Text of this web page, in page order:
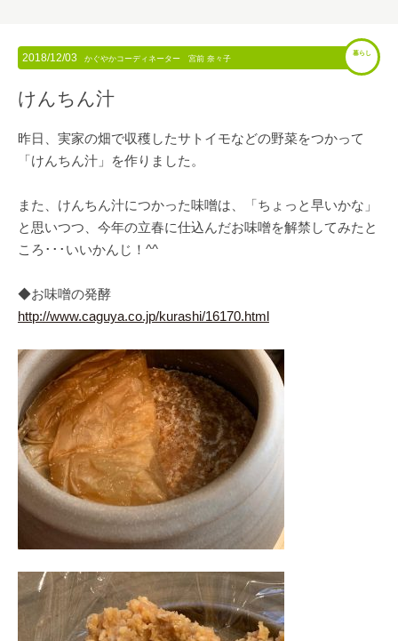
2018/12/03 かぐやかコーディネーター 宮前 奈々子
暮らし
けんちん汁
昨日、実家の畑で収穫したサトイモなどの野菜をつかって
「けんちん汁」を作りました。
また、けんちん汁につかった味噌は、「ちょっと早いかな」
と思いつつ、今年の立春に仕込んだお味噌を解禁してみたと
ころ･･･いいかんじ！^^
◆お味噌の発酵
http://www.caguya.co.jp/kurashi/16170.html